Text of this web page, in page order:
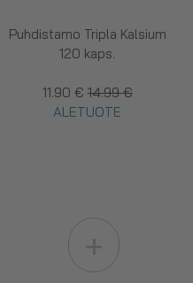
Puhdistamo Tripla Kalsium
120 kaps.
11.90 € 14.99 €
ALETUOTE